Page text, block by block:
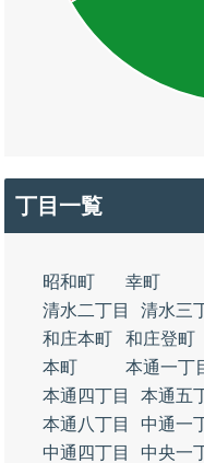
丁目一覧
昭和町 幸町
清水二丁目
清水三
和庄本町
和庄登町
本町
本通一丁
本通四丁目
本通五
本通八丁目
中通一
中通四丁目
中央一